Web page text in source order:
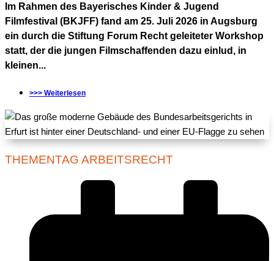
Im Rahmen des Bayerisches Kinder & Jugend
Filmfestival (BKJFF) fand am 25. Juli 2026 in Augsburg
ein durch die Stiftung Forum Recht geleiteter Workshop
statt, der die jungen Filmschaffenden dazu einlud, in
kleinen...
>>> Weiterlesen
THEMENTAG ARBEITSRECHT